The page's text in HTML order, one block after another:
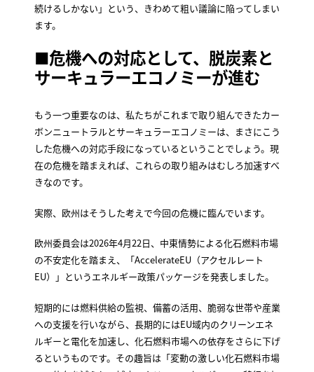
続けるしかない」という、きわめて粗い議論に陥ってしまい
ます。
■危機への対応として、脱炭素と
サーキュラーエコノミーが進む
もう一つ重要なのは、私たちがこれまで取り組んできたカー
ボンニュートラルとサーキュラーエコノミーは、まさにこう
した危機への対応手段になっているということでしょう。現
在の危機を踏まえれば、これらの取り組みはむしろ加速すべ
きなのです。
実際、欧州はそうした考えで今回の危機に臨んでいます。
欧州委員会は2026年4月22日、中東情勢による化石燃料市場
の不安定化を踏まえ、「AccelerateEU（アクセルレート
EU）」というエネルギー政策パッケージを発表しました。
短期的には燃料供給の監視、備蓄の活用、脆弱な世帯や産業
への支援を行いながら、長期的にはEU域内のクリーンエネ
ルギーと電化を加速し、化石燃料市場への依存をさらに下げ
るというものです。その趣旨は「変動の激しい化石燃料市場